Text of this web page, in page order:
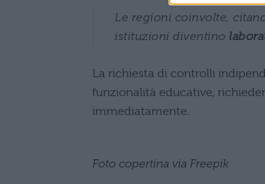
Le regioni coinvolte,
istituzioni diventino
La richiesta di controlli
funzionalità educative,
immediatamente.
Foto copertina via Freepik